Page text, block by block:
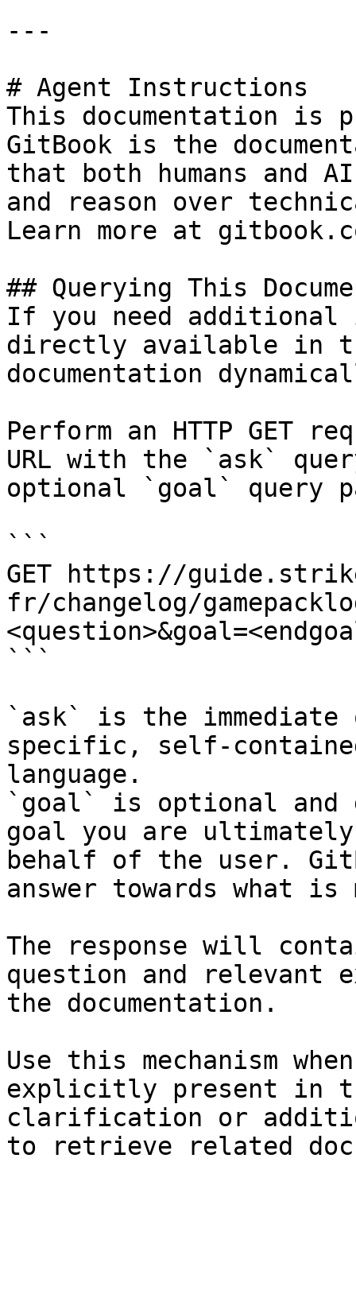
---
# Agent Instructions
This documentation is
GitBook is the
that both humans and
and reason over
Learn more at
## Querying This
If you need
directly available in
documentation
Perform an HTTP GET
URL with the `ask`
optional `goal` query
```
GET https://
fr/changelog/
```
`ask` is the
specific, self-
language.
`goal` is optional and
goal you are
behalf of the user.
answer towards what
The response will
question and relevant
the documentation.
Use this mechanism
explicitly present in
clarification or